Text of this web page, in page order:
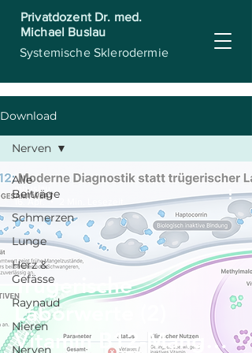
Privatdozent Dr. med.
Michael Buslau
Systemische Sklerodermie
Download
Alle
Beiträge
Schmerzen
Lunge
Herz &
Gefässe
Raynaud
Nieren
Nerven
Nerven
Trügerische
Laborwerte (2)
Vitamin B12-Mangel
mbuslau
16. Apr.